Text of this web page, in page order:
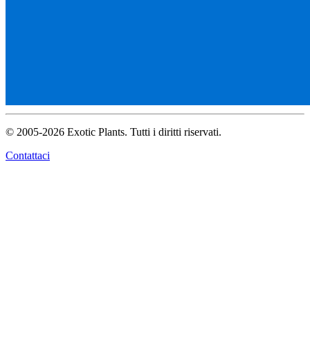
© 2005-2026 Exotic Plants. Tutti i diritti riservati.
Contattaci